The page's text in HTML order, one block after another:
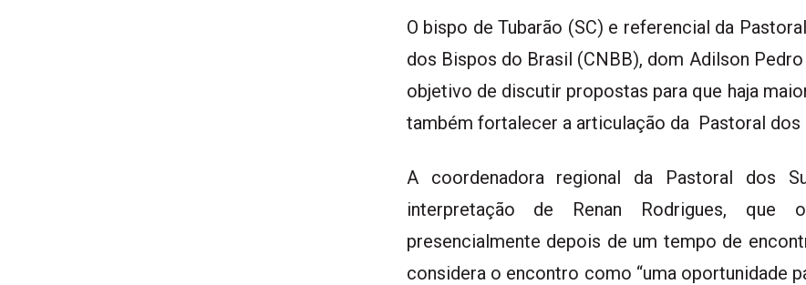
O bispo de Tubarão (SC) e referencial da
dos Bispos do Brasil (CNBB), dom Adilson
objetivo de discutir propostas para que haja
também fortalecer a articulação da Pastoral dos
A coordenadora regional da Pastoral dos
interpretação de Renan Rodrigues, que
presencialmente depois de um tempo de
considera o encontro como “uma oportunidade